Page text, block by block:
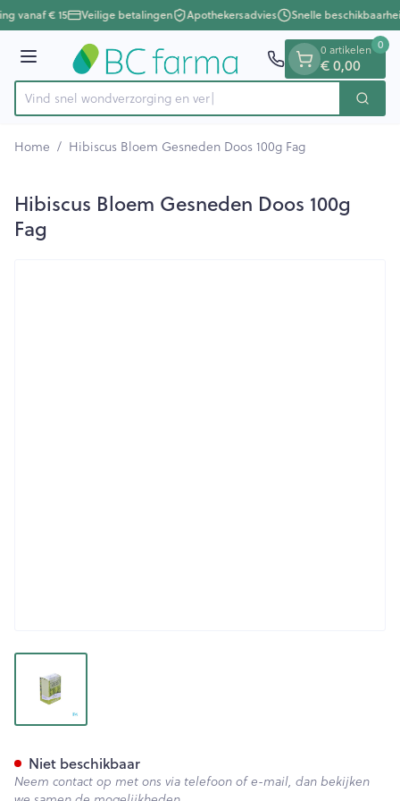
Ga naar de inhoud
1 van 1
vanaf € 15 Veilige betalingen Apothekersadvies Snelle
Menu
Product, merk, categorie...
Vind snel wondverzorging Zoek
0 artikelen
€ 0,00
0
Home / Hibiscus Bloem Gesneden Doos 100g Fag
Hibiscus Bloem Gesneden Doos 100g
Fag
Niet beschikbaar
Neem contact op met ons via telefoon of e-mail, dan bekijken